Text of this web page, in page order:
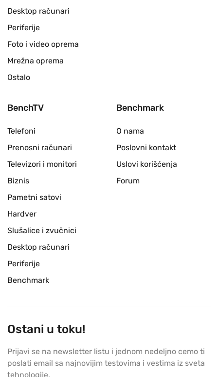
Desktop računari
Periferije
Foto i video oprema
Mrežna oprema
Ostalo
BenchTV
Telefoni
Prenosni računari
Televizori i monitori
Biznis
Pametni satovi
Hardver
Slušalice i zvučnici
Desktop računari
Periferije
Benchmark
Benchmark
O nama
Poslovni kontakt
Uslovi korišćenja
Forum
Ostani u toku!
Prijavi se na newsletter listu i jednom nedeljno cemo ti
poslati email sa najnovijim testovima i vestima iz sveta
tehnologije.